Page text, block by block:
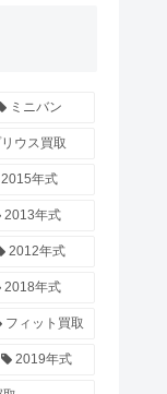
ミニバン
ウス買取
2015年式
2013年式
2012年式
2018年式
フィット買取
2019年式